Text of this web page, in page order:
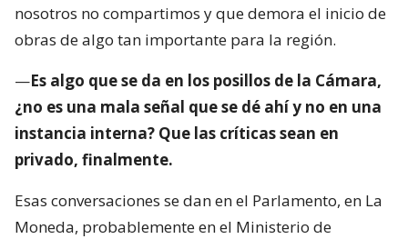
nosotros no compartimos y que demora el inicio de
obras de algo tan importante para la región.
—Es algo que se da en los posillos de la Cámara,
¿no es una mala señal que se dé ahí y no en una
instancia interna? Que las críticas sean en
privado, finalmente.
Esas conversaciones se dan en el Parlamento, en La
Moneda, probablemente en el Ministerio de